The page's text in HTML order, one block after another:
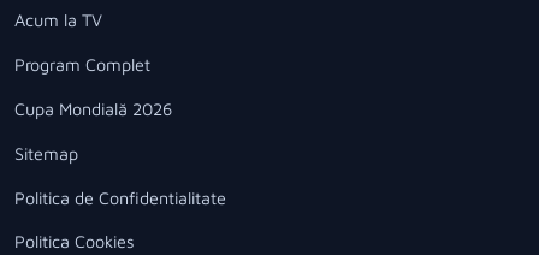
Acum la TV
Program Complet
Cupa Mondială 2026
Sitemap
Politica de Confidentialitate
Politica Cookies